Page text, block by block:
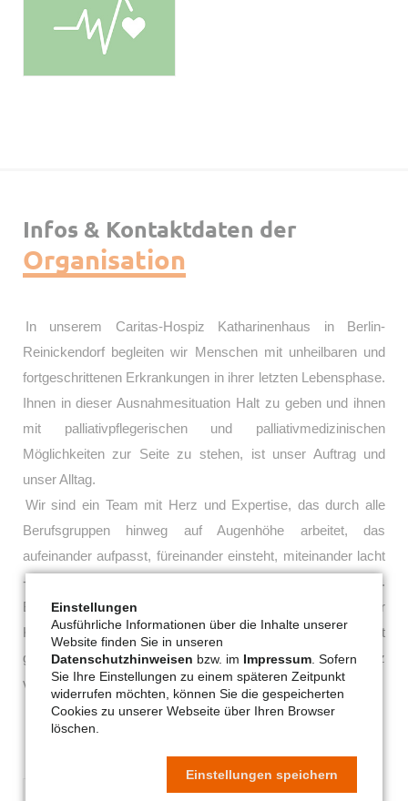
Infos & Kontaktdaten der
Organisation
In unserem Caritas-Hospiz Katharinenhaus in Berlin-
Reinickendorf begleiten wir Menschen mit unheilbaren und
fortgeschrittenen Erkrankungen in ihrer letzten Lebensphase.
Ihnen in dieser Ausnahmesituation Halt zu geben und ihnen
mit palliativpflegerischen und palliativmedizinischen
Möglichkeiten zur Seite zu stehen, ist unser Auftrag und
unser Alltag.
Wir sind ein Team mit Herz und Expertise, das durch alle
Berufsgruppen hinweg auf Augenhöhe arbeitet, das
aufeinander aufpasst, füreinander einsteht, miteinander lacht
- und in dem jeder seine schwachen Momente haben darf.
Bei uns gestalten Mitarbeiter, Gäste und Angehörige in einer
Kultur von Gemeinschaft, Ehrlichkeit und Verbindlichkeit
gemeinsam den stationären Hospizalltag. Unser Hospiz
verfügt über 14 Einzelzimmer.
Einstellungen
Ausführliche Informationen über die Inhalte unserer
Website finden Sie in unseren
Datenschutzhinweisen bzw. im Impressum . Sofern
Sie Ihre Einstellungen zu einem späteren Zeitpunkt
widerrufen möchten, können Sie die gespeicherten
Cookies zu unserer Webseite über Ihren Browser
löschen.
Einstellungen speichern